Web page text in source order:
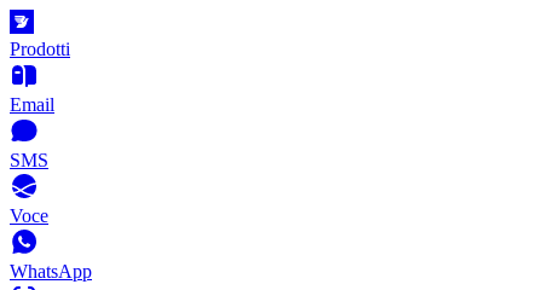
Prodotti
Email
SMS
Voce
WhatsApp